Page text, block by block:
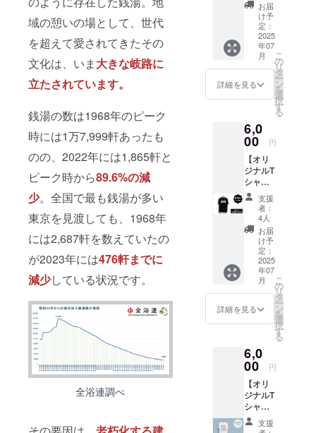
域の憩いの場として、世代
を超えて愛されてきたその
文化は、いま 大きな岐路に
立たされています。
銭湯の数は1968年のピーク
時には1万7,999軒あったも
のの、2022年には1,865軒と
ピーク時から89.6%の減
少。全国で最も銭湯が多い
東京を見渡しても、1968年
には2,687軒を数えていたの
が2023年には476軒までに
減少している状況です。
全浴連調べ
セージ
をお送
りしま
す。 ※
このリ
ターン
は2,000
円のリ
なりま
す。
ちが、
何より
の力に
なりま
す！心
からの
感謝を
込め
ました
方に
謝の気
持ちを
込め
て、お
礼の
メッ
セージ
をお送
りしま
す。 ※
このリ
ターン
は1,000
円のリ
なりま
す。
カー）
あなた
のご支
援に、
心を込
めた手
書きの
メッ
とブラ
ンドオ
リジナ
ルス
テッ
カーを
添えて
お届け
しま
す。
「応援
した
い」と
いうお
気持ち
が、私
たちの
す！
お届
け予
定：
2025
年07
月
詳細を見る
こ
の
リ
タ
ー
ン
を
選
択
す
る
6,0
00 円
【オリ
ジナルT
シャツA
プラ
ン】（T
シャツ
+メッ
セージ
カード
+ステッ
カー）
このプ
ロジェ
クトの
ために
た、こ
こでし
か手に
入らな
い限定T
シャツ
です。
一緒に
支援
者：
4人
お届
け予
定：
2025
年07
月
詳細を見る
こ
の
リ
タ
ー
ン
を
選
択
す
る
6,0
00 円
【オリ
ジナルT
シャツB
プラ
ン】（T
支援